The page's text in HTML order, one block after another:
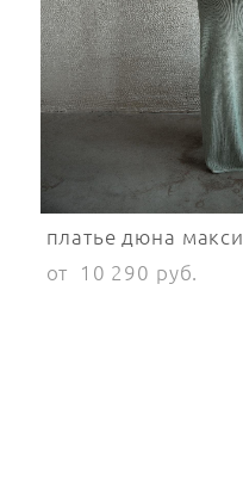
платье дюна макси
от 10 290 pуб.